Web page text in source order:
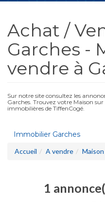
Achat /
Garches -
vendre à
Sur notre site consultez les
Garches. Trouvez votre Maison
immobilières de TiffenCogé.
Immobilier Garches
Accueil A vendre Maison
1